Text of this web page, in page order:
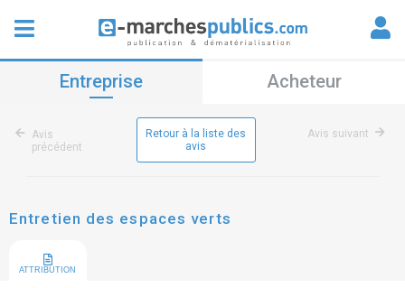
Entreprise Acheteur
Avis
précédent
Retour à la liste des
avis
Avis suivant
Entretien des espaces verts
ATTRIBUTION